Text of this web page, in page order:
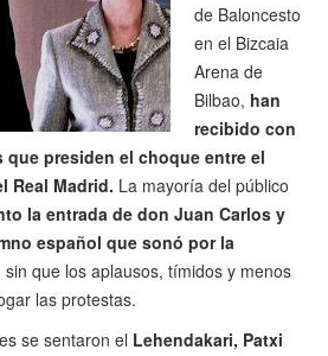
de Baloncesto
en el Bizcaia
Arena de
Bilbao, han
recibido con
que presiden el choque entre el
Real Madrid. La mayoría del público
la entrada de don Juan Carlos y
español que sonó por la
que los aplausos, tímidos y menos
las protestas.
se sentaron el Lehendakari, Patxi